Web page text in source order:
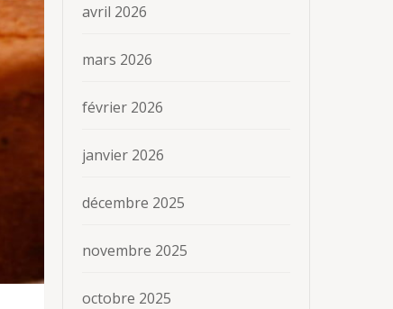
avril 2026
mars 2026
février 2026
janvier 2026
décembre 2025
novembre 2025
octobre 2025